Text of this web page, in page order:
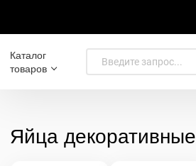
Каталог
товаров
Яйца декоративные